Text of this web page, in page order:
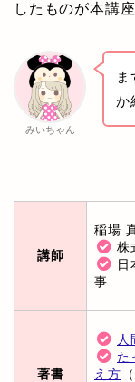
したものが本講座
みいちゃん
か
講師
稲場
株
日
事
著書
た
え方